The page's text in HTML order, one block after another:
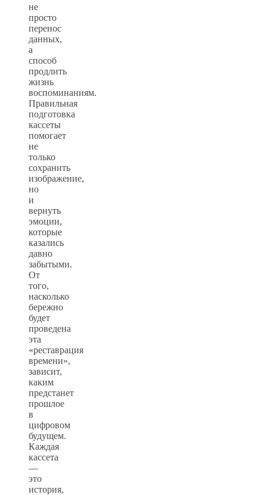
не
просто
перенос
данных,
а
способ
продлить
жизнь
воспоминаниям.
Правильная
подготовка
кассеты
помогает
не
только
сохранить
изображение,
но
и
вернуть
эмоции,
которые
казались
давно
забытыми.
От
того,
насколько
бережно
будет
проведена
эта
«реставрация
времени»,
зависит,
каким
предстанет
прошлое
в
цифровом
будущем.
Каждая
кассета
—
это
история,